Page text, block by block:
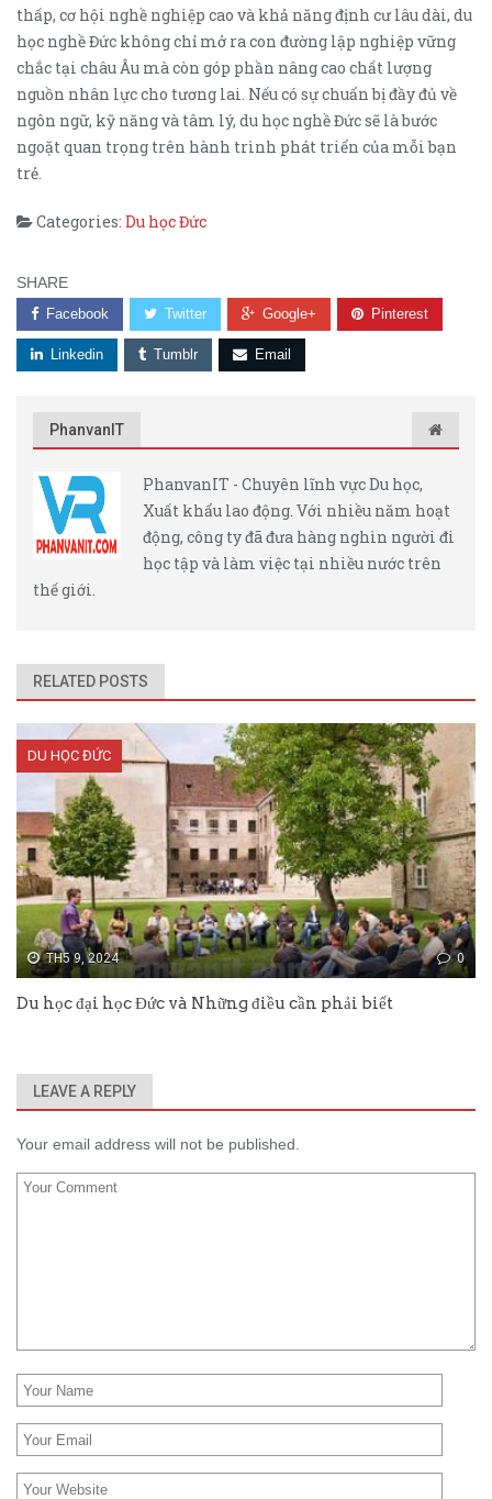
thấp, cơ hội nghề nghiệp cao và khả năng định cư lâu dài, du
học nghề Đức không chỉ mở ra con đường lập nghiệp vững
chắc tại châu Âu mà còn góp phần nâng cao chất lượng
nguồn nhân lực cho tương lai. Nếu có sự chuẩn bị đầy đủ về
ngôn ngữ, kỹ năng và tâm lý, du học nghề Đức sẽ là bước
ngoặt quan trọng trên hành trình phát triển của mỗi bạn
trẻ.
Categories: Du học Đức
SHARE
Facebook Twitter Google+ Pinterest
Linkedin Tumblr Email
PhanvanIT
PhanvanIT - Chuyên lĩnh vực Du học,
Xuất khẩu lao động. Với nhiều năm hoạt
động, công ty đã đưa hàng nghìn người đi
học tập và làm việc tại nhiều nước trên
thế giới.
RELATED POSTS
DU HỌC ĐỨC
TH5 9, 2024 0
Du học đại học Đức và Những điều cần phải biết
LEAVE A REPLY
Your email address will not be published.